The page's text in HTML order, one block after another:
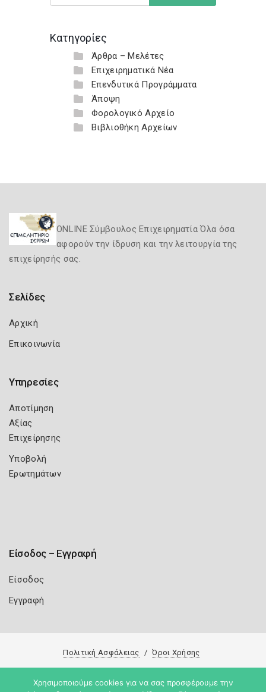
Κατηγορίες
Άρθρα – Μελέτες
Επιχειρηματικά Νέα
Επενδυτικά Προγράμματα
Άποψη
Φορολογικό Αρχείο
Βιβλιοθήκη Αρχείων
ONLINE Σύμβουλος Επιχειρηματία Όλα όσα
αφορούν την ίδρυση και την λειτουργία της
επιχείρησής σας.
Σελίδες
Αρχική
Επικοινωνία
Υπηρεσίες
Αποτίμηση
Αξίας
Επιχείρησης
Υποβολή
Ερωτημάτων
Είσοδος – Εγγραφή
Είσοδος
Εγγραφή
Πολιτική Ασφάλειας Όροι Χρήσης
Copyright 2026 Knowledge A.E.
Χρησιμοποιούμε cookies για να σας προσφέρουμε την